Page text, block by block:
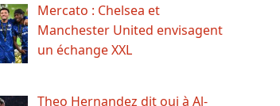
Mercato : Chelsea et
Manchester United envisagent
un échange XXL
Theo Hernandez dit oui à Al-